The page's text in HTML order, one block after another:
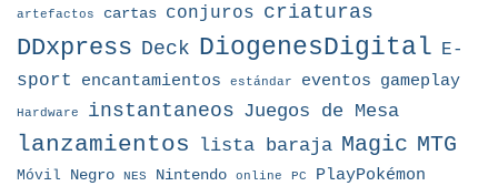
artefactos cartas conjuros criaturas
DDxpress Deck DiogenesDigital E-
sport
encantamientos estándar eventos gameplay
Hardware instantaneos Juegos de Mesa
lanzamientos lista baraja Magic MTG
Móvil Negro NES Nintendo online PC PlayPokémon